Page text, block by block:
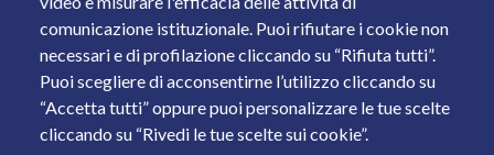
comunicazione istituzionale. Puoi rifiutare i cookie non
necessari e di profilazione cliccando su “Rifiuta tutti”.
Puoi scegliere di acconsentirne l’utilizzo cliccando su
“Accetta tutti” oppure puoi personalizzare le tue scelte
cliccando su “Rivedi le tue scelte sui cookie”.
Piazza del Mercato, 15 - 25121 Brescia
Tel. +39 030 2988.1 PEC:
ammcentr@cert.unibs.it
Partita IVA: 01773710171 Codice Fiscale: 98007650173